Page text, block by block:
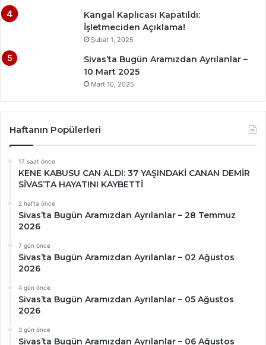
Kangal Kaplıcası Kapatıldı:
İşletmeciden Açıklama!
Şubat 1, 2025
Sivas’ta Bugün Aramızdan Ayrılanlar –
10 Mart 2025
Mart 10, 2025
Haftanın Popülerleri
17 saat önce
KENE KABUSU CAN ALDI: 37 YAŞINDAKİ CANAN DEMİR
SİVAS’TA HAYATINI KAYBETTİ
2 hafta önce
Sivas’ta Bugün Aramızdan Ayrılanlar – 28 Temmuz
2026
7 gün önce
Sivas’ta Bugün Aramızdan Ayrılanlar – 02 Ağustos
2026
4 gün önce
Sivas’ta Bugün Aramızdan Ayrılanlar – 05 Ağustos
2026
3 gün önce
Sivas’ta Bugün Aramızdan Ayrılanlar – 06 Ağustos